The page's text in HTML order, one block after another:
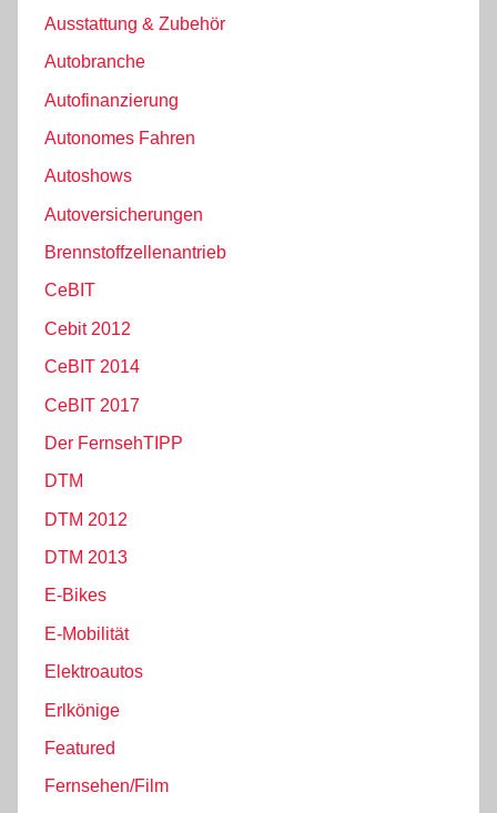
Ausstattung & Zubehör
Autobranche
Autofinanzierung
Autonomes Fahren
Autoshows
Autoversicherungen
Brennstoffzellenantrieb
CeBIT
Cebit 2012
CeBIT 2014
CeBIT 2017
Der FernsehTIPP
DTM
DTM 2012
DTM 2013
E-Bikes
E-Mobilität
Elektroautos
Erlkönige
Featured
Fernsehen/Film